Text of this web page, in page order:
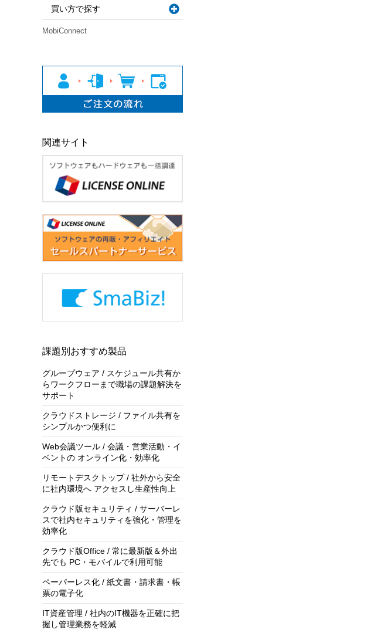
買い方で探す
MobiConnect
関連サイト
課題別おすすめ製品
グループウェア / スケジュール共有か
らワークフローまで職場の課題解決を
サポート
クラウドストレージ / ファイル共有を
シンプルかつ便利に
Web会議ツール / 会議・営業活動・イ
ベントの オンライン化・効率化
リモートデスクトップ / 社外から安全
に社内環境へ アクセスし生産性向上
クラウド版セキュリティ / サーバーレ
スで社内セキュリティを強化・管理を
効率化
クラウド版Office / 常に最新版＆外出
先でも PC・モバイルで利用可能
ペーパーレス化 / 紙文書・請求書・帳
票の電子化
IT資産管理 / 社内のIT機器を正確に把
握し管理業務を軽減